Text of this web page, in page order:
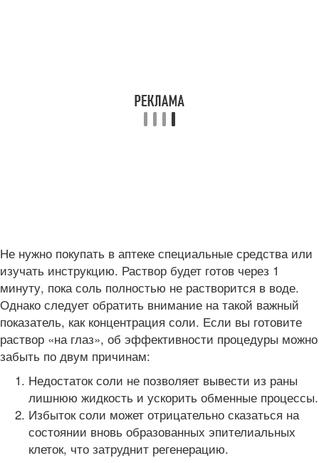
Не нужно покупать в аптеке специальные средства или
изучать инструкцию. Раствор будет готов через 1
минуту, пока соль полностью не растворится в воде.
Однако следует обратить внимание на такой важный
показатель, как концентрация соли. Если вы готовите
раствор «на глаз», об эффективности процедуры можно
забыть по двум причинам:
Недостаток соли не позволяет вывести из раны
лишнюю жидкость и ускорить обменные процессы.
Избыток соли может отрицательно сказаться на
состоянии вновь образованных эпителиальных
клеток, что затруднит регенерацию.